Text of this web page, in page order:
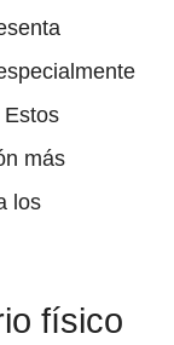
más
los
físico